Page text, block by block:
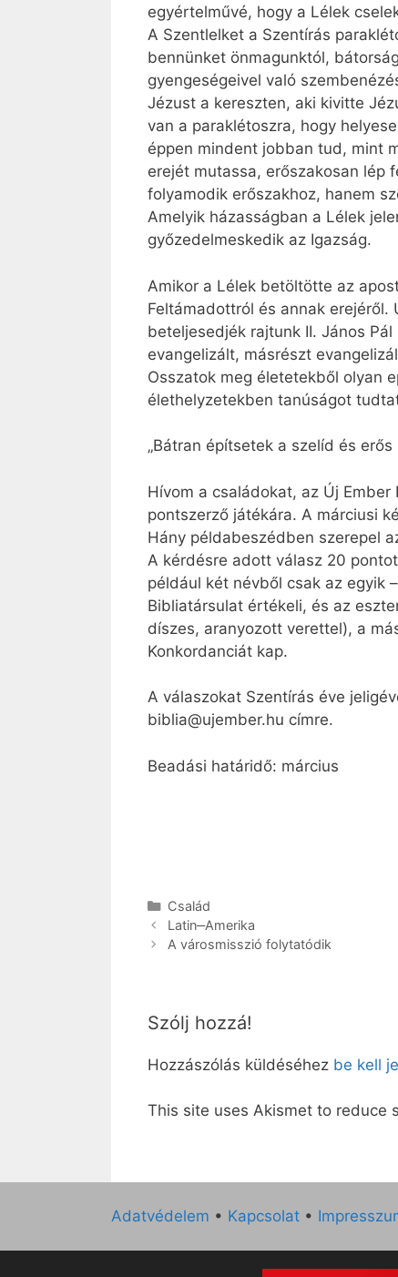
egyértelművé, hogy a Lélek
A Szentlelket a Szentírás
bennünket önmagunktól,
gyengeségeivel való
Jézust a kereszten, aki kivitte
van a paraklétoszra, hogy
éppen mindent jobban tud, mint
erejét mutassa, erőszakosan lép
folyamodik erőszakhoz, hanem
Amelyik házasságban a Lélek
győzedelmeskedik az Igazság.
Amikor a Lélek betöltötte az
Feltámadottról és annak
beteljesedjék rajtunk II. János
evangelizált, másrészt
Osszatok meg életetekből olyan
élethelyzetekben tanúságot
„Bátran építsetek a szelíd és erős
Hívom a családokat, az Új
pontszerző játékára. A márciusi
Hány példabeszédben szerepel
A kérdésre adott válasz 20
például két névből csak az egyik
Bibliatársulat értékeli, és az
díszes, aranyozott verettel), a
Konkordanciát kap.
A válaszokat Szentírás éve
biblia@ujember.hu címre.
Beadási határidő: március
Kategória
Család
Latin‒Amerika
A városmisszió folytatódik
Szólj hozzá!
Hozzászólás küldéséhez be kell
This site uses Akismet to reduce
Adatvédelem • Kapcsolat •